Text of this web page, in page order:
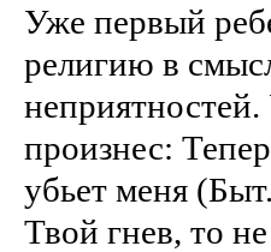
Уже первый
религию в
произнес:
убьет меня
Твой гнев, то